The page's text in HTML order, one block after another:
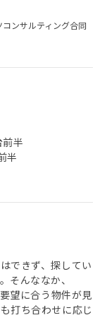
ンサルティング合同
半
半
できず、探してい
そんななか、
望に合う物件が見
打ち合わせに応じ